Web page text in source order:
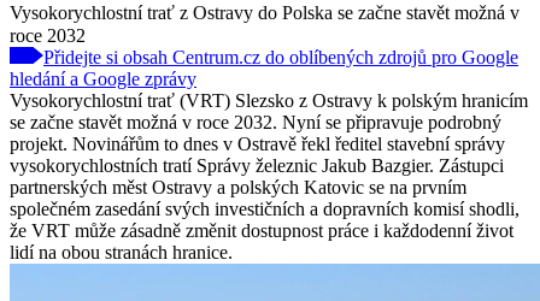
Vysokorychlostní trať z Ostravy do Polska se začne stavět možná v
roce 2032
Přidejte si obsah Centrum.cz do oblíbených zdrojů pro Google
hledání a Google zprávy
Vysokorychlostní trať (VRT) Slezsko z Ostravy k polským hranicím
se začne stavět možná v roce 2032. Nyní se připravuje podrobný
projekt. Novinářům to dnes v Ostravě řekl ředitel stavební správy
vysokorychlostních tratí Správy železnic Jakub Bazgier. Zástupci
partnerských měst Ostravy a polských Katovic se na prvním
společném zasedání svých investičních a dopravních komisí shodli,
že VRT může zásadně změnit dostupnost práce i každodenní život
lidí na obou stranách hranice.